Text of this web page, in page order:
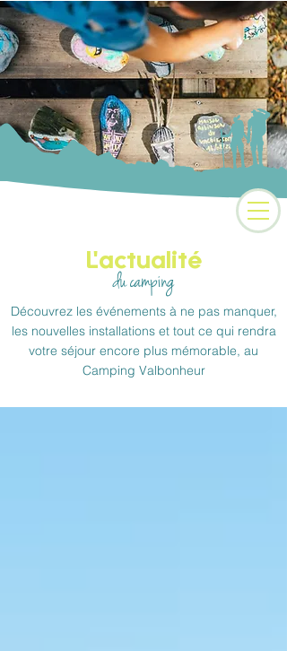
Camping 3 étoiles au
coeur des Alpes
L'actualité
du camping
Découvrez les événements à ne pas manquer,
les nouvelles installations et tout ce qui rendra
votre séjour encore plus mémorable, au
Camping Valbonheur